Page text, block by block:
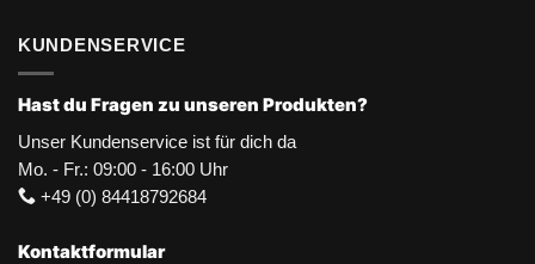
KUNDENSERVICE
Hast du Fragen zu unseren Produkten?
Unser Kundenservice ist für dich da
Mo. - Fr.: 09:00 - 16:00 Uhr
+49 (0) 84418792684
Kontaktformular